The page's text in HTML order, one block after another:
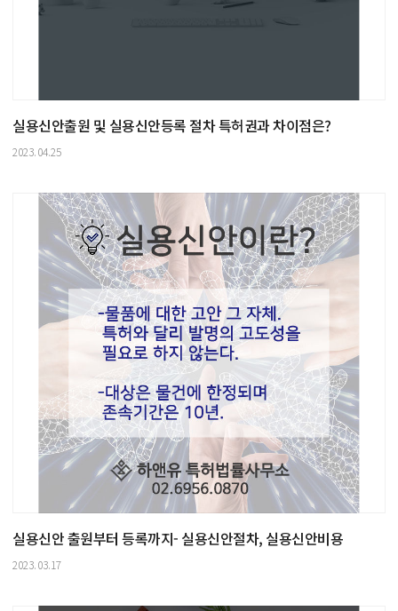
실용신안출원 및 실용신안등록 절차 특허권과 차이점은?
2023.04.25
실용신안 출원부터 등록까지- 실용신안절차, 실용신안비용
2023.03.17